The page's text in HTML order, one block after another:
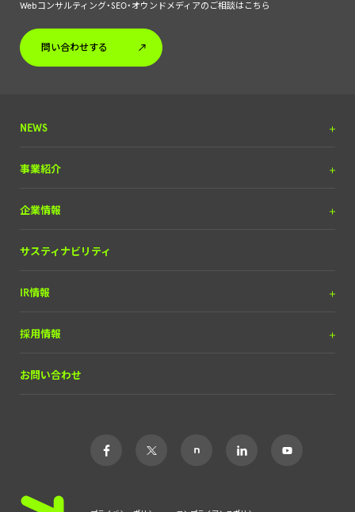
Webコンサルティング・SEO・オウンドメディアのご相談はこちら
問い合わせする
NEWS
プレスリリース
掲載実績
事業紹介
DX＆マーケティング
メディア＆ソリューション
企業情報
理念と経営方針
会社概要
サスティナビリティ
IR情報
IRライブラリー
株式について
採用情報
中途採用
カルチャー
お問い合わせ